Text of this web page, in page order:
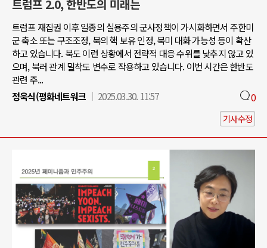
트럼프 2.0, 한반도의 미래는
트럼프 재집권 이후 일종의 실용주의 군사정책이 가시화하면서 주한미
군 축소 또는 구조조정, 북의 핵 보유 인정, 북미 대화 가능성 등이 확산
하고 있습니다. 북도 이런 상황에서 전략적 대응 수위를 낮추지 않고 있
으며, 북러 관계 밀착도 변수로 작용하고 있습니다. 이번 시간은 한반도
관련 주...
정욱식(평화네트워크
2025.03.30. 11:57 0
기사수정